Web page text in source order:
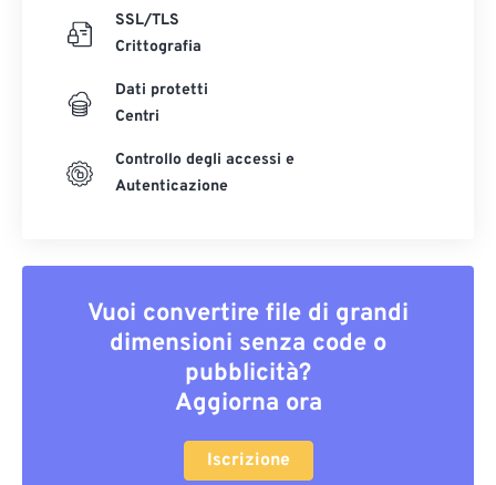
SSL/TLS
Crittografia
Dati protetti
Centri
Controllo degli accessi e
Autenticazione
Vuoi convertire file di grandi
dimensioni senza code o
pubblicità?
Aggiorna ora
Iscrizione